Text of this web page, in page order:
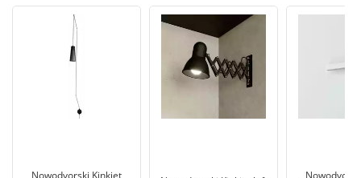
Nowodvorski Kinkiet